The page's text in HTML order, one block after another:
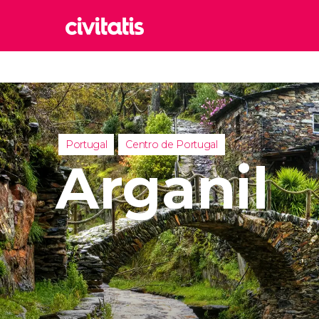
Italia
Reino
Reino
Turquía
Portugal Centro de Portugal
Arganil